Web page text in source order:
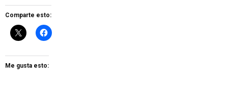
Comparte esto:
Me gusta esto: